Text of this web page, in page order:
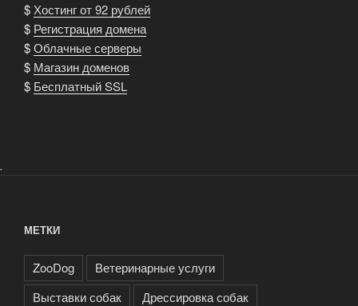
$Хостинг от 92 рублей
$ Регистрация домена
$Облачные серверы
$ Магазин доменов
$ Бесплатный SSL
.
МЕТКИ
ZooDog
Ветеринарные услуги
Выставки собак
Дрессировка собак